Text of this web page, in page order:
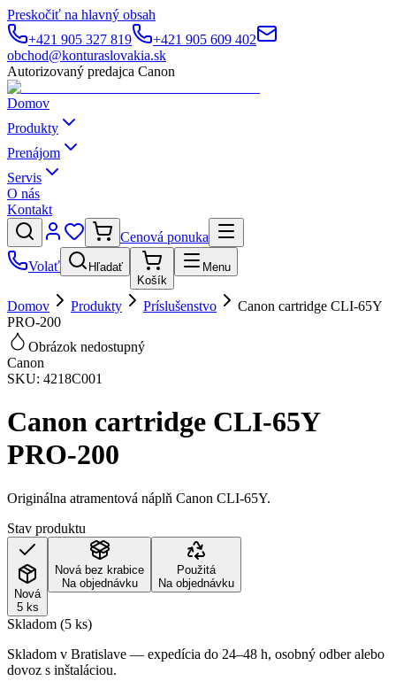
Preskočiť na hlavný obsah
+421 905 327 819
+421 905 609 402
obchod@konturaslovakia.sk
Autorizovaný predajca Canon
Domov
Produkty
Prenájom
Servis
O nás
Kontakt
Cenová ponuka
Volať
Hľadať
Košík
Menu
Domov Produkty Príslušenstvo
Canon cartridge CLI-65Y
PRO-200
Obrázok nedostupný
Canon
SKU: 4218C001
Canon cartridge CLI-65Y
PRO-200
Originálna atramentová náplň Canon CLI-65Y.
Stav produktu
Nová
5 ks
Nová bez krabice
Na objednávku
Použitá
Na objednávku
Skladom (5 ks)
Skladom v Bratislave — expedícia do 24–48 h, osobný odber alebo
dovoz s inštaláciou.